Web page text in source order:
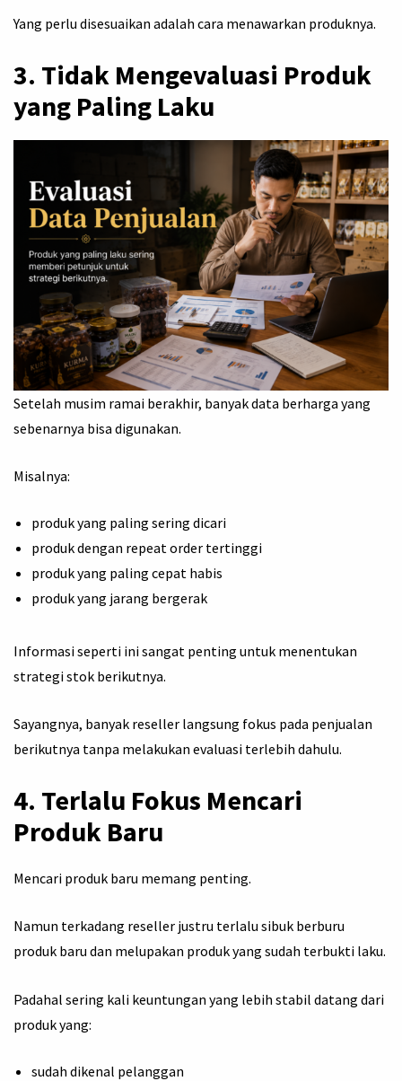
Yang perlu disesuaikan adalah cara menawarkan produknya.
3. Tidak Mengevaluasi Produk
yang Paling Laku
Setelah musim ramai berakhir, banyak data berharga yang
sebenarnya bisa digunakan.
Misalnya:
produk yang paling sering dicari
produk dengan repeat order tertinggi
produk yang paling cepat habis
produk yang jarang bergerak
Informasi seperti ini sangat penting untuk menentukan
strategi stok berikutnya.
Sayangnya, banyak reseller langsung fokus pada penjualan
berikutnya tanpa melakukan evaluasi terlebih dahulu.
4. Terlalu Fokus Mencari
Produk Baru
Mencari produk baru memang penting.
Namun terkadang reseller justru terlalu sibuk berburu
produk baru dan melupakan produk yang sudah terbukti laku.
Padahal sering kali keuntungan yang lebih stabil datang dari
produk yang:
sudah dikenal pelanggan